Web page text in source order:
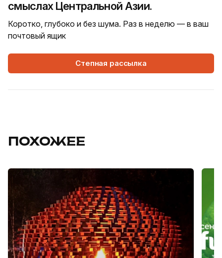
смыслах Центральной Азии.
Коротко, глубоко и без шума. Раз в неделю — в ваш
почтовый ящик
Степная рассылка
ПОХОЖЕЕ